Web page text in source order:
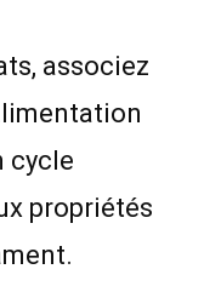
associez
cycle
propriétés